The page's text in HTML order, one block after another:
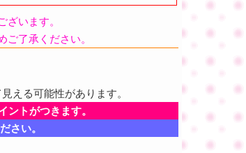
います。
了承ください。
える可能性があります。
トがつきます。
さい。